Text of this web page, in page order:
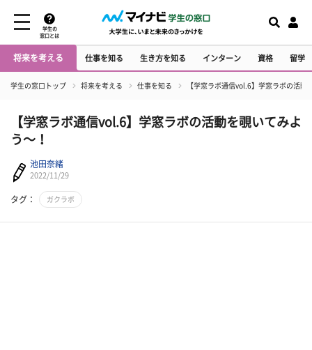
学生の
窓口とは
将来を考える 仕事を知る 生き方を知る インターン 資格 留学
学生の窓口トップ 将来を考える 仕事を知る 【学窓ラボ通信vol.6】学窓ラボの活動
【学窓ラボ通信vol.6】学窓ラボの活動を覗いてみよ
う～！
池田奈緒
2022/11/29
タグ： ガクラボ